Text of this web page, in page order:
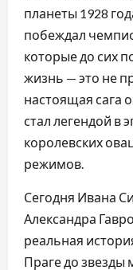
планеты 1928
побеждал
которые до сих
жизнь — это не
настоящая сага
стал легендой в
королевских
режимов.
Сегодня Ивана
Александра
реальная
Праге до звезды